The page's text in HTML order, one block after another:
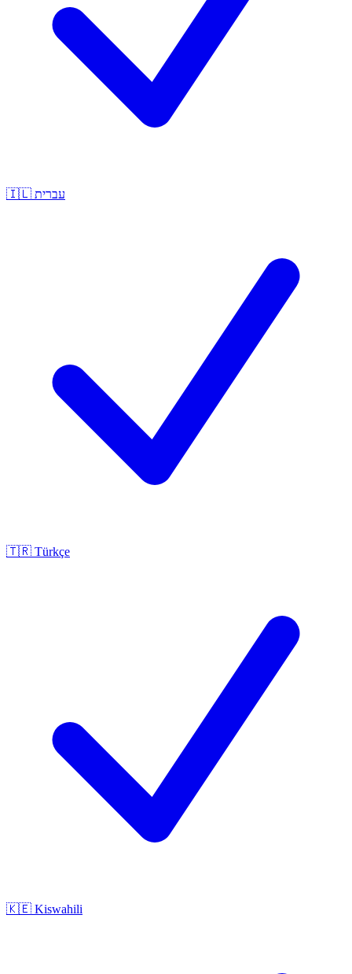
🇮🇱 עברית
🇹🇷 Türkçe
🇰🇪 Kiswahili